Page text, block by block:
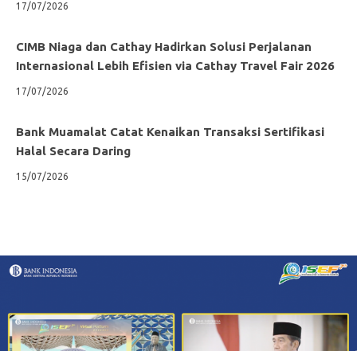
17/07/2026
CIMB Niaga dan Cathay Hadirkan Solusi Perjalanan
Internasional Lebih Efisien via Cathay Travel Fair 2026
17/07/2026
Bank Muamalat Catat Kenaikan Transaksi Sertifikasi
Halal Secara Daring
15/07/2026